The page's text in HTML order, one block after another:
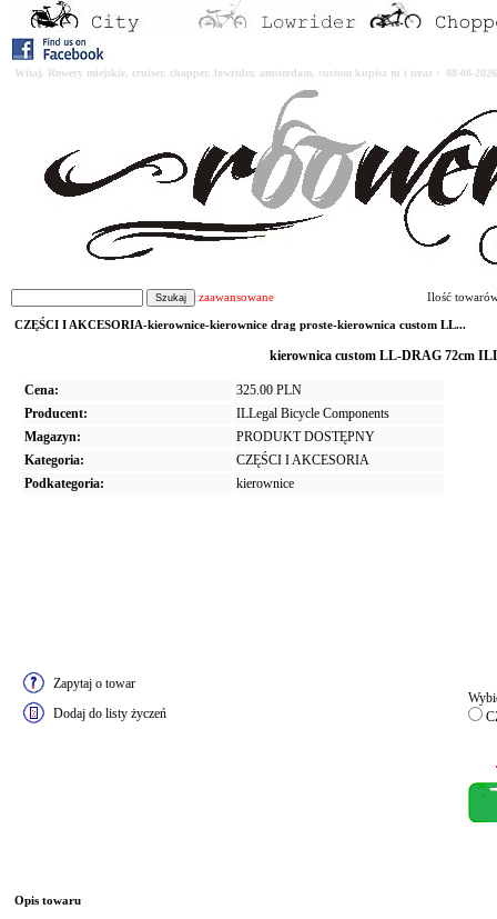
Witaj. Rowery miejskie, cruiser, chopper, lowrider, amsterdam, custom kupisz tu i teraz : 08-08-
zaawansowane Ilość
CZĘŚCI I AKCESORIA-kierownice-kierownice drag proste-kierownica custom LL...
kierownica custom LL-DRAG 72cm
Cena:
325.00 PLN
Producent:
ILLegal Bicycle Components
Magazyn:
PRODUKT DOSTĘPNY
Kategoria:
CZĘŚCI I AKCESORIA
Podkategoria:
kierownice
Zapytaj o towar
Dodaj do listy życzeń
Opis towaru